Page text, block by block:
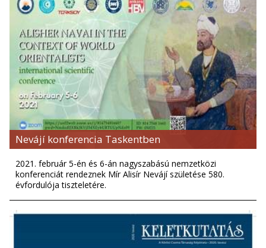
Nevájí konferencia Taskentben
2021. február 5-én és 6-án nagyszabású nemzetközi
konferenciát rendeznek Mír Alisír Nevájí születése 580.
évfordulója tiszteletére.